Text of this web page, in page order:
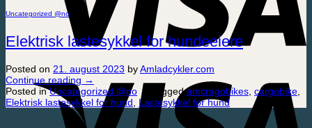
Uncategorized @no
Elektrisk lastesykkel for hundeeiere
Posted on 21. august 2023 byAmladcykler.com
Continue reading →
Posted inUncategorized @no | Taggedamcragobikes, cargobike,
Elektrisk lastesykkel for hund, Lastesykkel for hund